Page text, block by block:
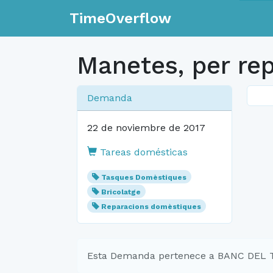
TimeOverflow
Manetes, per
Demanda
22 de noviembre de 2017
Tareas domésticas
Tasques Domèstiques
Bricolatge
Reparacions domèstiques
Esta Demanda pertenece a BANC DEL